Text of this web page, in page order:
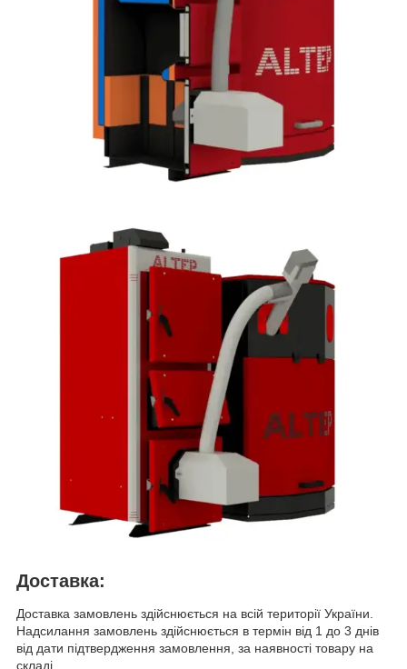
Доставка:
Доставка замовлень здійснюється на всій території України.
Надсилання замовлень здійснюється в термін від 1 до 3 днів
від дати підтвердження замовлення, за наявності товару на
складі.